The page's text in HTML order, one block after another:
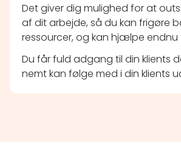
Det giver dig mulighed for at
af dit arbejde, så du kan frigøre
ressourcer, og kan hjælpe endnu
Du får fuld adgang til din klients
nemt kan følge med i din klients